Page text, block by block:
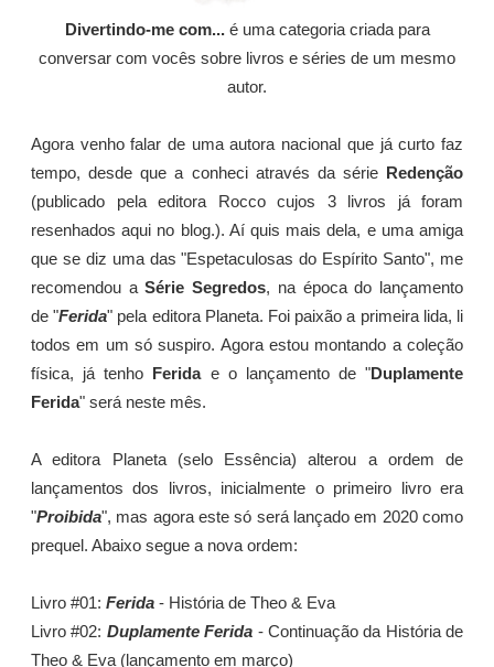
Divertindo-me com...é uma categoria criada para
conversar com vocês sobre livros e séries de um mesmo
autor.
Agora venho falar de uma autora nacional que já curto faz
tempo, desde que a conheci através da série Redenção
(publicado pela editora Rocco cujos 3 livros já foram
resenhados aqui no blog.). Aí quis mais dela, e uma amiga
que se diz uma das "Espetaculosas do Espírito Santo", me
recomendou aSérie Segredos, na época do lançamento
de "Ferida" pela editora Planeta. Foi paixão a primeira lida, li
todos em um só suspiro. Agora estou montando a coleção
física, já tenho Ferida e o lançamento de "Duplamente
Ferida" será neste mês.
A editora Planeta (selo Essência) alterou a ordem de
lançamentos dos livros, inicialmente o primeiro livro era
"Proibida", mas agora este só será lançado em 2020 como
prequel. Abaixo segue a nova ordem:
Livro #01: Ferida - História de Theo & Eva
Livro #02: Duplamente Ferida - Continuação da História de
Theo & Eva (lançamento em março)